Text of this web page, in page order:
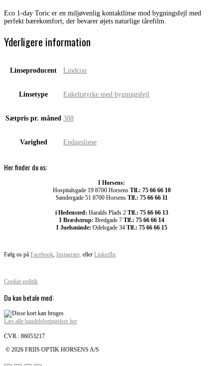
Eco 1-day Toric er en miljøvenlig kontaktlinse mod bygningsfejl med
perfekt bærekomfort, der bevarer øjets naturlige tårefilm.
Yderligere information
Linseproducent Lindcon
Linsetype Enkeltstyrke med bygningsfejl
Sætpris pr. måned 388
Varighed Endagslinse
Her finder du os:
I Horsens:
Hospitalsgade 19 8700 Horsens Tlf.: 75 66 66 10
Søndergade 51 8700 Horsens Tlf.: 75 66 66 11
i Hedensted: Haralds Plads 2 Tlf.: 75 66 66 13
I Brædstrup: Bredgade 7 Tlf.: 75 66 66 14
I Juelsminde: Odelsgade 34 Tlf.: 75 66 66 15
Følg os på Facebook Instagram, eller LinkedIn
Cookie-politik
Du kan betale med:
Læs alle handelsbetingelser her
CVR.: 86053217
© 2026 FRIIS OPTIK HORSENS A/S